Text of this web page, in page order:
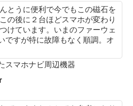
とうに便利で今でもこの磁石を
の後に２台ほどスマホが変わり
けています。いまのファーウェ
ですが特に故障もなく順調。オ
スマホナビ周辺機器